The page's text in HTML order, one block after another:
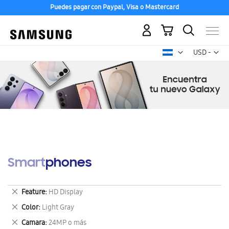
Puedes pagar con Paypal, Visa o Mastercard
USD -
dólar
Mi carrito
Smartphones
Feature HD Display
Eliminar
este
artículo
Color Light Gray
Eliminar
este
Camara 24MP o más
Eliminar